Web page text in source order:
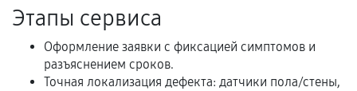
Естественный износ деталей, если иное не
предусмотрено отдельно.
Обращение после окончания гарантийного
срока.
Этапы сервиса
Оформление заявки с фиксацией симптомов и
разъяснением сроков.
Точная локализация дефекта: датчики пола/стены,